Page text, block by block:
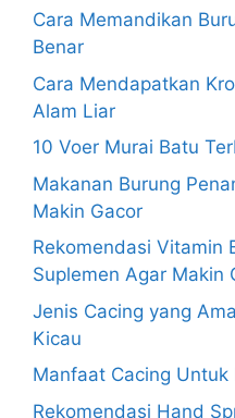
Cara Memandikan
Benar
Cara Mendapatkan
Alam Liar
10 Voer Murai Batu
Makanan Burung
Makin Gacor
Rekomendasi Vitamin
Suplemen Agar Makin
Jenis Cacing yang
Kicau
Manfaat Cacing Untuk
Rekomendasi Hand